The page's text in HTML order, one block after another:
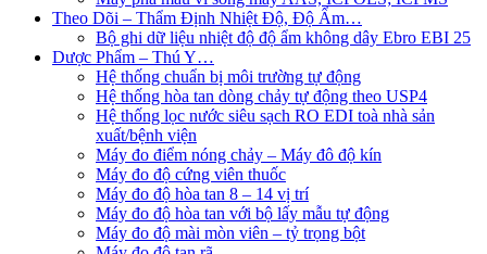
Theo Dõi – Thẩm Định Nhiệt Độ, Độ Ẩm…
Bộ ghi dữ liệu nhiệt độ độ ẩm không dây Ebro EBI 25
Dược Phẩm – Thú Y…
Hệ thống chuẩn bị môi trường tự động
Hệ thống hòa tan dòng chảy tự động theo USP4
Hệ thống lọc nước siêu sạch RO EDI​​ toà nhà sản
xuất/bệnh viện
Máy đo điểm nóng chảy – Máy đô độ kín
Máy đo độ cứng viên thuốc
Máy đo độ hòa tan 8 – 14 vị trí
Máy đo độ hòa tan với bộ lấy mẫu tự động
Máy đo độ mài mòn viên – tỷ trọng bột